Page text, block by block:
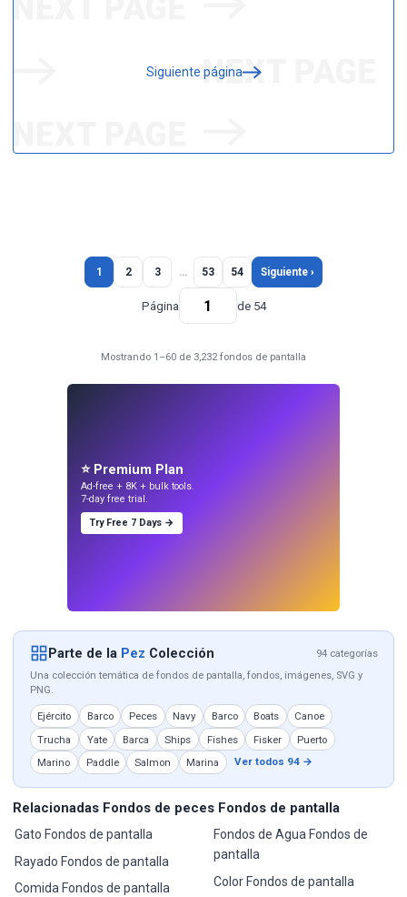
Siguiente página
1 2 3 … 53 54 Siguiente ›
Página de 54
Mostrando 1–60 de 3,232 fondos de pantalla
⭐ Premium Plan
Ad-free + 8K + bulk tools.
7-day free trial.
Try Free 7 Days →
Parte de la Pez Colección
94 categorías
Una colección temática de fondos de pantalla, fondos, imágenes, SVG y
PNG.
Ejército Barco Peces Navy Barco Boats
Canoe
Trucha
Yate Barca Ships Fishes Fisker
Puerto
Marino
Paddle Salmon Marina Ver todos 94 →
Relacionadas Fondos de peces Fondos de pantalla
Gato Fondos de pantalla
Rayado Fondos de pantalla
Comida Fondos de pantalla
Fondos de Agua Fondos de
pantalla
Color Fondos de pantalla